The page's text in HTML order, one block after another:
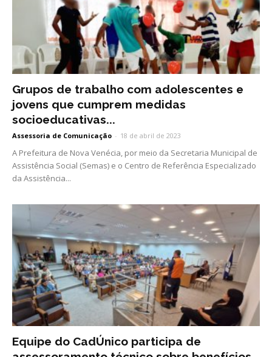
Grupos de trabalho com adolescentes e
jovens que cumprem medidas
socioeducativas...
Assessoria de Comunicação - 18 de abril de 2023
A Prefeitura de Nova Venécia, por meio da Secretaria Municipal de
Assistência Social (Semas) e o Centro de Referência Especializado
da Assistência...
Equipe do CadÚnico participa de